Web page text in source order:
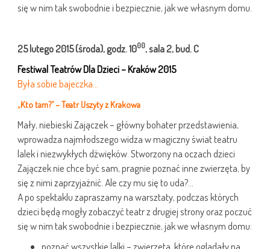
się w nim tak swobodnie i bezpiecznie, jak we własnym domu.
25 lutego2015(środa), godz. 1000, sala 2, bud. C
Festiwal Teatrów Dla Dzieci – Kraków 2015
Była sobie bajeczka…
„Kto tam?” – Teatr Uszyty z Krakowa
Mały, niebieski Zajączek – główny bohater przedstawienia,
wprowadza najmłodszego widza w magiczny świat teatru
lalek i niezwykłych dźwięków. Stworzony na oczach dzieci
Zajączek nie chce być sam, pragnie poznać inne zwierzęta, by
się z nimi zaprzyjaźnić. Ale czy mu się to uda?…
A po spektaklu zapraszamy na warsztaty, podczas których
dzieci będą mogły zobaczyć teatr z drugiej strony oraz poczuć
się w nim tak swobodnie i bezpiecznie, jak we własnym domu:
poznać wszystkie lalki – zwierzęta, które oglądały na